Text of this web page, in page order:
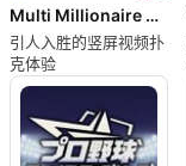
Multi Millionaire Video Poker
引人入胜的竖屏视频扑
克体验